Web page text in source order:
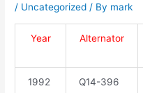
/ Uncategorized / By mark
Year Alternator
1992 Q14-396